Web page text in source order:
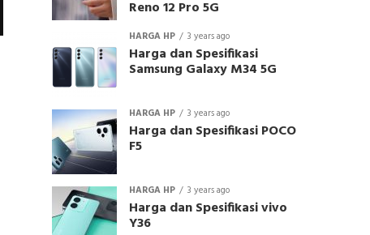
Reno 12 Pro 5G
HARGA HP 3 years ago
Harga dan Spesifikasi
Samsung Galaxy M34 5G
HARGA HP 3 years ago
Harga dan Spesifikasi POCO
F5
HARGA HP 3 years ago
Harga dan Spesifikasi vivo
Y36